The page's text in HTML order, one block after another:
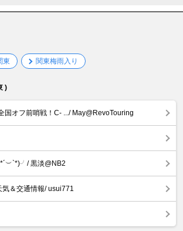
東 関東梅雨入り
)
国オフ前哨戦！C- .../ May@RevoTouring
黒淡@NB2
＆交通情報/ usui771